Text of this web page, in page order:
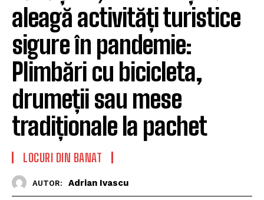
aleagă activități turistice
sigure în pandemie:
Plimbări cu bicicleta,
drumeții sau mese
tradiționale la pachet
LOCURI DIN BANAT
AUTOR: Adrian Ivascu